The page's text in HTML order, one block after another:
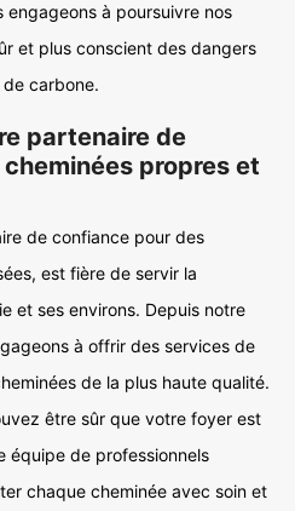
à poursuivre nos
et plus conscient des dangers
carbone.
partenaire de
propres et
de confiance pour des
est fière de servir la
et ses environs. Depuis notre
à offrir des services de
de la plus haute qualité.
être sûr que votre foyer est
équipe de professionnels
chaque cheminée avec soin et